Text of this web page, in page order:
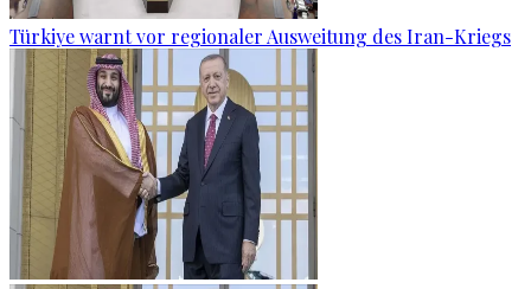
Türkiye warnt vor regionaler Ausweitung des Iran-Kriegs